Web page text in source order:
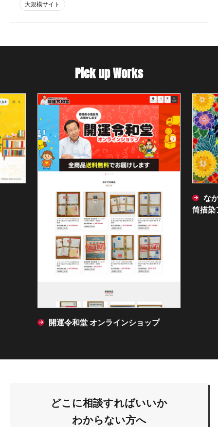
大規模サイト
Pick up Works
開運令和堂 オンラインショップ
な
筒描染
どこに相談すればいいか
わからない方へ